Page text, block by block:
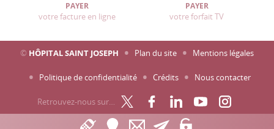
PAYER
votre facture en ligne
PAYER
votre forfait TV
© HÔPITAL SAINT JOSEPH Plan du site Mentions légales
Politique de confidentialité Crédits Nous contacter
Retrouvez-nous sur…